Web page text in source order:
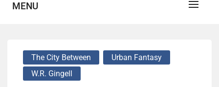
MENU
The City Between
Urban Fantasy
W.R. Gingell